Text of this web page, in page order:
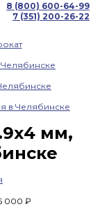
8 (800) 600-64-99
7 (351) 200-26-22
в Челябинске
мм,
000 ₽